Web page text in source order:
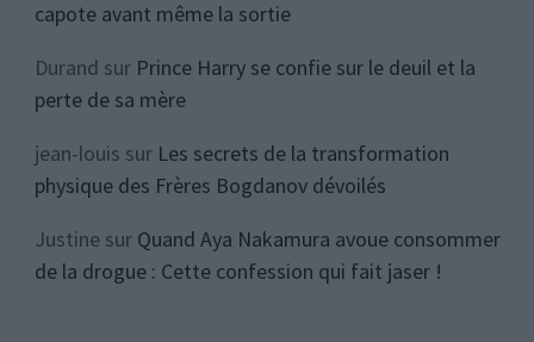
capote avant même la sortie
Durand sur Prince Harry se confie sur le deuil et la
perte de sa mère
jean-louis sur Les secrets de la transformation
physique des Frères Bogdanov dévoilés
Justinesur Quand Aya Nakamura avoue consommer
de la drogue : Cette confession qui fait jaser !